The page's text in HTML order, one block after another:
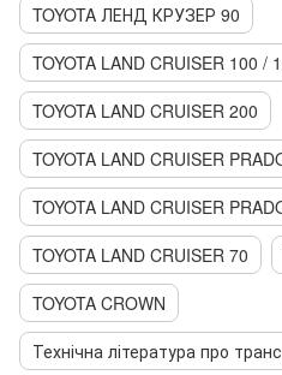
TOYOTA ЛЕНД КРУЗЕР 90
TOYOTA LAND CRUISER 100 /
TOYOTA LAND CRUISER 200
TOYOTA LAND CRUISER
TOYOTA LAND CRUISER
TOYOTA LAND CRUISER 70
TOYOTA CROWN
Технічна література про